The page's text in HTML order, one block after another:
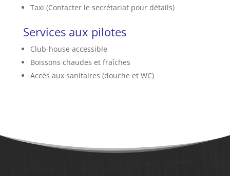
Taxi (Contacter le secrétariat pour détails)
Services aux pilotes
Club-house accessible
Boissons chaudes et fraîches
Accès aux sanitaires (douche et WC)